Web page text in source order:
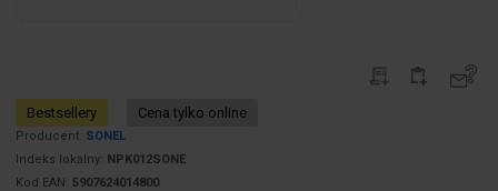
Bestsellery Cena tylko online
Producent: SONEL
Indeks lokalny: NPK012SONE
Kod EAN: 5907624014800